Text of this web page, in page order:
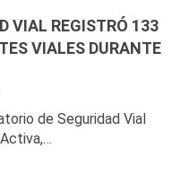
VIAL REGISTRÓ 133
VIALES DURANTE
de Seguridad Vial